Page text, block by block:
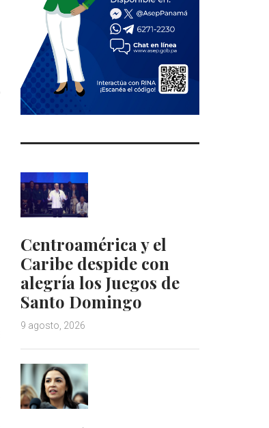
Centroamérica y el
Caribe despide con
alegría los Juegos de
Santo Domingo
9 agosto, 2026